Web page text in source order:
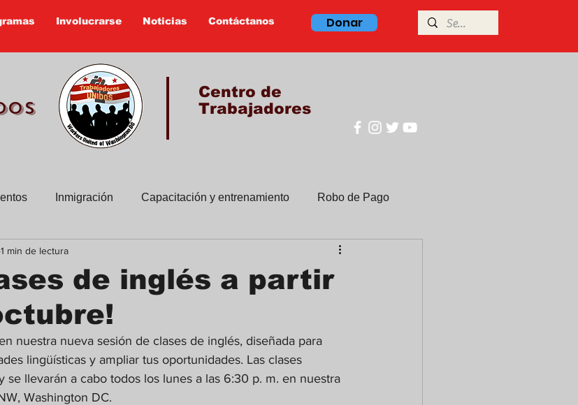
Involucrarse Noticias Contáctanos Donar
Centro de
Trabajadores
Inmigración Capacitación y entrenamiento Robo de Pago
Boletines viejos Clases de ingles
de inglés a partir
1 min de lectura
nuestra nueva sesión de clases de inglés, diseñada para
lingüísticas y ampliar tus oportunidades. Las clases
se llevarán a cabo todos los lunes a las 6:30 p. m. en nuestra
Washington DC.